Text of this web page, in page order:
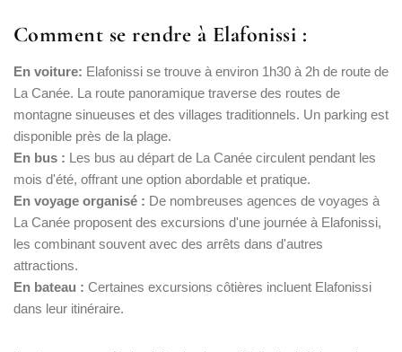
Comment se rendre à Elafonissi :
En voiture: Elafonissi se trouve à environ 1h30 à 2h de route de
La Canée. La route panoramique traverse des routes de
montagne sinueuses et des villages traditionnels. Un parking est
disponible près de la plage.
En bus : Les bus au départ de La Canée circulent pendant les
mois d'été, offrant une option abordable et pratique.
En voyage organisé : De nombreuses agences de voyages à
La Canée proposent des excursions d'une journée à Elafonissi,
les combinant souvent avec des arrêts dans d'autres
attractions.
En bateau : Certaines excursions côtières incluent Elafonissi
dans leur itinéraire.